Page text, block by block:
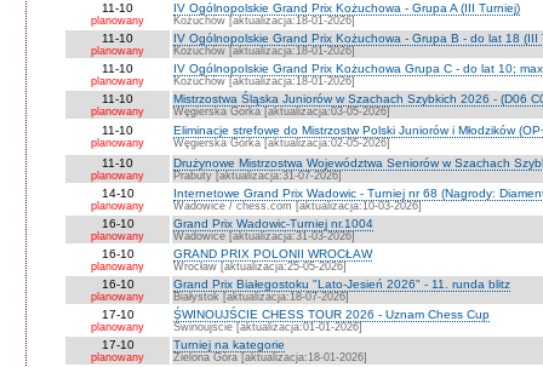
11-10
planowany
IV Ogólnopolskie Grand Prix Kożuchowa - Grupa A (III Turniej)
Kożuchów [aktualizacja:18-01-2026]
11-10
planowany
IV Ogólnopolskie Grand Prix Kożuchowa - Grupa B - do lat 18 (III
Kożuchów [aktualizacja:18-01-2026]
11-10
planowany
IV Ogólnopolskie Grand Prix Kożuchowa Grupa C - do lat 10;
Kożuchów [aktualizacja:18-01-2026]
11-10
planowany
Mistrzostwa Śląska Juniorów w Szachach Szybkich 2026 - (D06
Węgierska Górka [aktualizacja:03-05-2026]
11-10
planowany
Eliminacje strefowe do Mistrzostw Polski Juniorów i Młodzików
Węgierska Górka [aktualizacja:02-05-2026]
11-10
planowany
Drużynowe Mistrzostwa Województwa Seniorów w Szachach
Prabuty [aktualizacja:31-07-2026]
14-10
planowany
Internetowe Grand Prix Wadowic - Turniej nr 68 (Nagrody:
Wadowice / chess.com [aktualizacja:10-03-2026]
16-10
planowany
Grand Prix Wadowic-Turniej nr.1004
Wadowice [aktualizacja:31-03-2026]
16-10
planowany
GRAND PRIX POLONII WROCŁAW
Wrocław [aktualizacja:25-05-2026]
16-10
planowany
Grand Prix Białegostoku "Lato-Jesień 2026" - 11. runda blitz
Białystok [aktualizacja:18-07-2026]
17-10
planowany
ŚWINOUJŚCIE CHESS TOUR 2026 - Uznam Chess Cup
Świnoujście [aktualizacja:01-01-2026]
17-10
planowany
Turniej na kategorie
Zielona Góra [aktualizacja:18-01-2026]